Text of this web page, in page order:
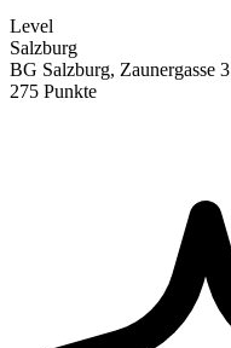
Level
Salzburg
BG Salzburg, Zaunergasse 3
275 Punkte